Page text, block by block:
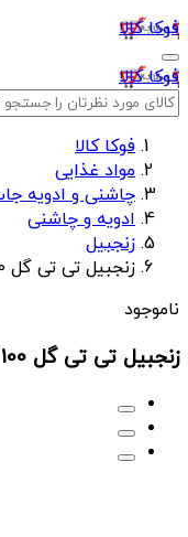
فوکا کالا
فوکا کالا
فوکا کالا
مواد غذایی
چاشنی و ادویه
ادویه و چاشنی
زنجبیل
زنجبیل تی تی گل 100 گرم
ناموجود
زنجبیل تی تی گل 100 گرم